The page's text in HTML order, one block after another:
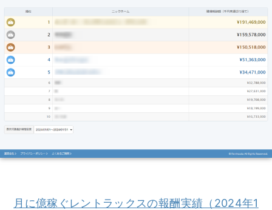
月に億稼ぐレントラックスの報酬実績（2024年1